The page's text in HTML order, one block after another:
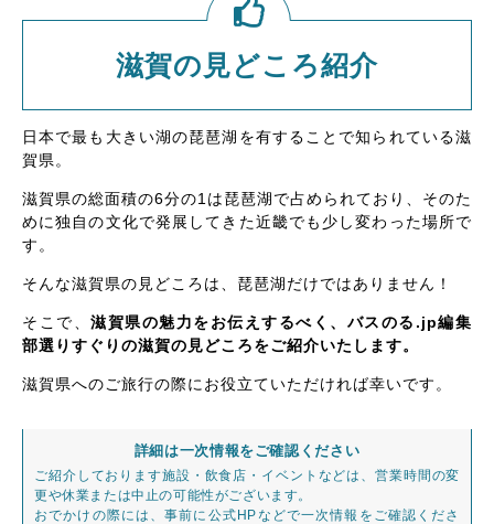
滋賀の見どころ紹介
日本で最も大きい湖の琵琶湖を有することで知られている滋
賀県。
滋賀県の総面積の6分の1は琵琶湖で占められており、そのた
めに独自の文化で発展してきた近畿でも少し変わった場所で
す。
そんな滋賀県の見どころは、琵琶湖だけではありません！
そこで、滋賀県の魅力をお伝えするべく、バスのる.jp編集
部選りすぐりの滋賀の見どころをご紹介いたします。
滋賀県へのご旅行の際にお役立ていただければ幸いです。
詳細は一次情報をご確認ください
ご紹介しております施設・飲食店・イベントなどは、営業時間の変
更や休業または中止の可能性がございます。
おでかけの際には、事前に公式HPなどで一次情報をご確認くださ